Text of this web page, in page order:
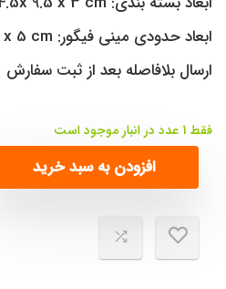
ابعاد حدودی مینی فیگور: 5x 2 x 5 cm
ارسال بلافاصله بعد از ثبت سفارش
فقط 1 عدد در انبار موجود است
افزودن به سبد خرید